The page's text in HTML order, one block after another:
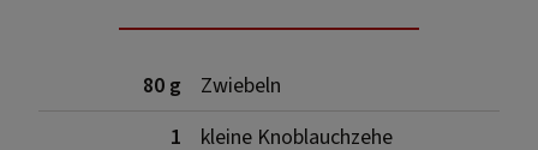
80 g
Zwiebeln
1
kleine Knoblauchzehe